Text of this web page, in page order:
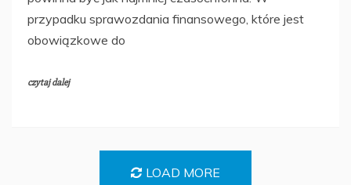
przypadku sprawozdania finansowego, które jest
obowiązkowe do
czytaj dalej
LOAD MORE